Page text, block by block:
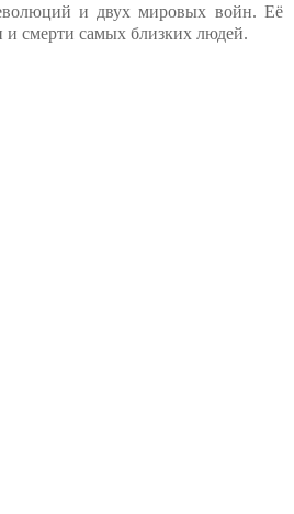
и двух мировых войн. Её
и смерти самых близких людей.